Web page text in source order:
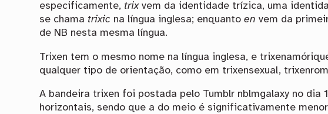
especificamente, trixvem da identidade trízica, uma
se chama trixic na língua inglesa; enquantoen vem da
de NB nesta mesma língua.
Trixen tem o mesmo nome na língua inglesa, e
qualquer tipo de orientação, como em trixensexual,
A bandeira trixen foi postada pelo Tumblr nblmgalaxy no
horizontais, sendo que a do meio é significativamente